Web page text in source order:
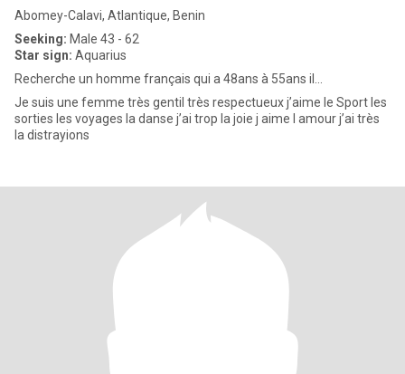
Abomey-Calavi, Atlantique, Benin
Seeking: Male 43 - 62
Star sign: Aquarius
Recherche un homme français qui a 48ans à 55ans il...
Je suis une femme très gentil très respectueux j’aime le Sport les
sorties les voyages la danse j’ai trop la joie j aime l amour j’ai très
la distrayions